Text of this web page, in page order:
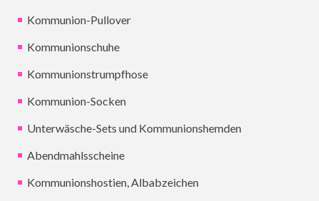
Kommunion-Pullover
Kommunionschuhe
Kommunionstrumpfhose
Kommunion-Socken
Unterwäsche-Sets und Kommunionshemden
Abendmahlsscheine
Kommunionshostien, Albabzeichen